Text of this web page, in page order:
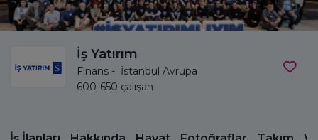
İş Yatırım
Finans - İstanbul Avrupa
600-650 çalışan